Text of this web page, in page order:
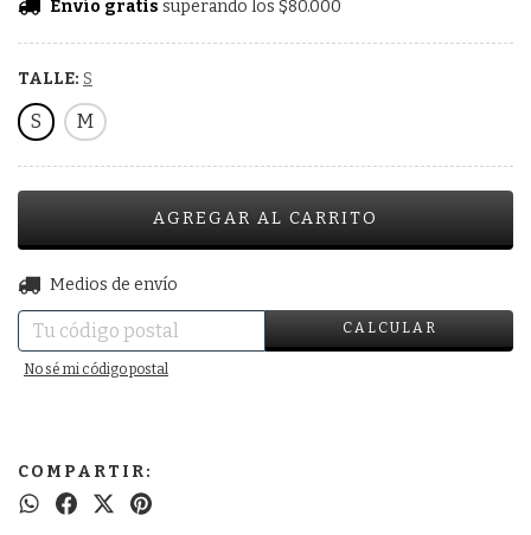
Envío gratis superando los $80.000
TALLE: S
S M
Entregas para el CP:
Medios de envío
CALCULAR
No sé mi código postal
COMPARTIR: